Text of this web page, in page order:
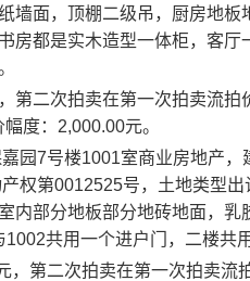
墙面，顶棚二级吊，厨房地
房都是实木造型一体柜，客厅
第二次拍卖在第一次拍卖流拍
度： 2,000.00元。
园7号楼1001室商业房地产，
权第0012525号，土地类型出
内部分地板部分地砖地面，
1002共用一个进户门，二楼共
，第二次拍卖在第一次拍卖流